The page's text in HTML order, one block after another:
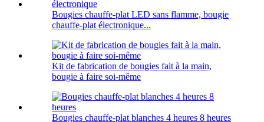
Bougies chauffe-plat LED sans flamme, bougie
chauffe-plat électronique...
Kit de fabrication de bougies fait à la main,
bougie à faire soi-même
Bougies chauffe-plat blanches 4 heures 8 heures